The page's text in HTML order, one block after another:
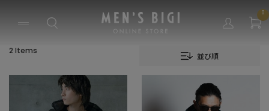
0
2 Items 並び順